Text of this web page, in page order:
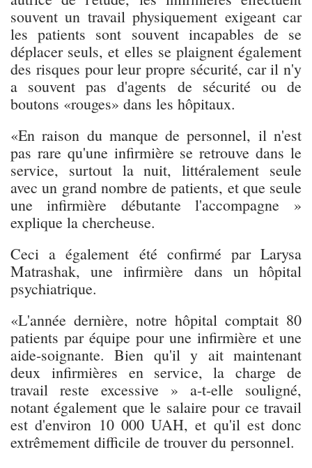
souvent un travail physiquement exigeant car
les patients sont souvent incapables de se
déplacer seuls, et elles se plaignent également
des risques pour leur propre sécurité, car il n'y
a souvent pas d'agents de sécurité ou de
boutons «rouges» dans les hôpitaux.
«En raison du manque de personnel, il n'est
pas rare qu'une infirmière se retrouve dans le
service, surtout la nuit, littéralement seule
avec un grand nombre de patients, et que seule
une infirmière débutante l'accompagne »
explique la chercheuse.
Ceci a également été confirmé par Larysa
Matrashak, une infirmière dans un hôpital
psychiatrique.
«L'année dernière, notre hôpital comptait 80
patients par équipe pour une infirmière et une
aide-soignante. Bien qu'il y ait maintenant
deux infirmières en service, la charge de
travail reste excessive » a-t-elle souligné,
notant également que le salaire pour ce travail
est d'environ 10 000 UAH, et qu'il est donc
extrêmement difficile de trouver du personnel.